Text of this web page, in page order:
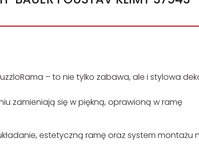
– to nie tylko zabawa, ale i stylowa
zamieniają się w piękną, oprawioną w ramę
estetyczną ramę oraz system montażu